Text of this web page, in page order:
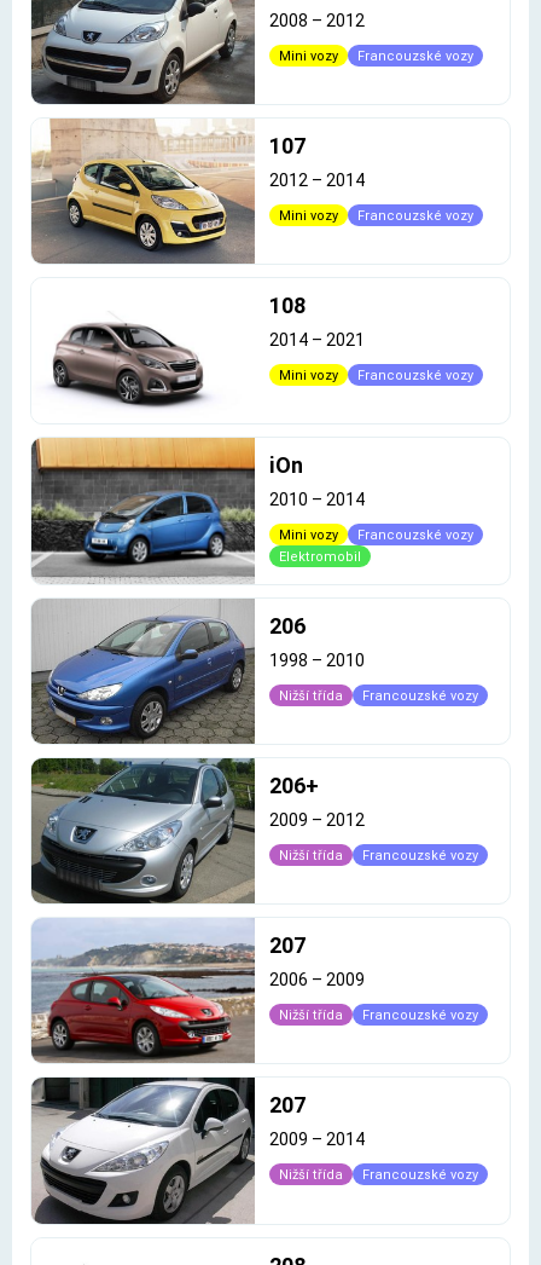
2008 – 2012
Mini vozy Francouzské vozy
107
2012 – 2014
Mini vozy Francouzské vozy
108
2014 – 2021
Mini vozy Francouzské vozy
iOn
2010 – 2014
Mini vozy
Francouzské vozy
Elektromobil
206
1998 – 2010
Nižší třída Francouzské vozy
206+
2009 – 2012
Nižší třída Francouzské vozy
207
2006 – 2009
Nižší třída Francouzské vozy
207
2009 – 2014
Nižší třída Francouzské vozy